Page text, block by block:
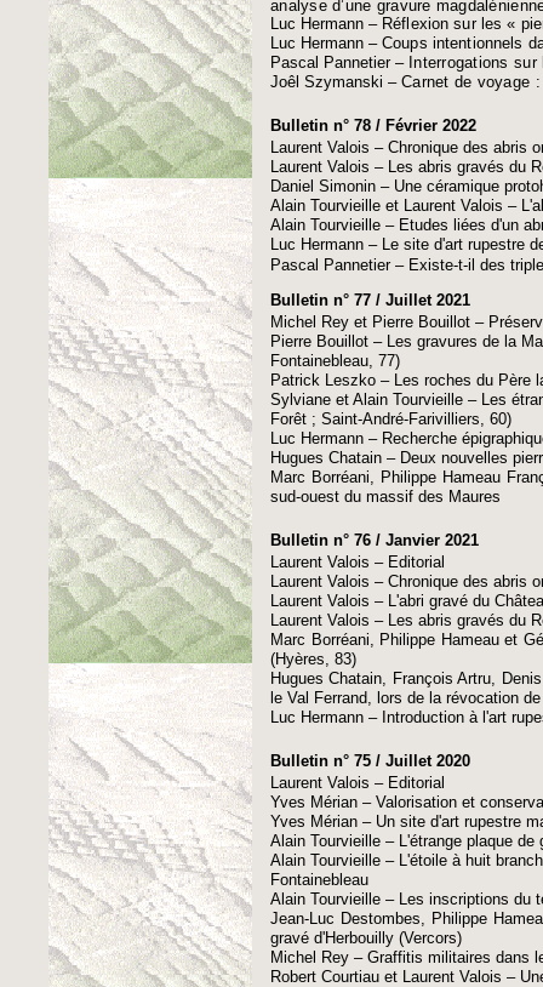
analyse d’une gravure
Luc Hermann – Réflexion sur les «
Luc Hermann – Coups intentionnels
Pascal Pannetier – Interrogations
Joêl Szymanski – Carnet de voyage
Bulletin n° 78 / Février 2022
Laurent Valois – Chronique des abris
Laurent Valois – Les abris gravés du
Daniel Simonin – Une céramique
Alain Tourvieille et Laurent Valois –
Alain Tourvieille – Etudes liées d'un
Luc Hermann – Le site d'art rupestre
Pascal Pannetier – Existe-t-il des
Bulletin n° 77 / Juillet 2021
Michel Rey et Pierre Bouillot –
Pierre Bouillot – Les gravures de la
Fontainebleau, 77)
Patrick Leszko – Les roches du Père
Sylviane et Alain Tourvieille – Les
Forêt ; Saint-André-Farivilliers, 60)
Luc Hermann – Recherche
Hugues Chatain – Deux nouvelles
Marc Borréani, Philippe Hameau
sud-ouest du massif des Maures
Bulletin n° 76 / Janvier 2021
Laurent Valois – Editorial
Laurent Valois – Chronique des abris
Laurent Valois – L'abri gravé du
Laurent Valois – Les abris gravés du
Marc Borréani, Philippe Hameau et
(Hyères, 83)
Hugues Chatain, François Artru,
le Val Ferrand, lors de la révocation
Luc Hermann – Introduction à l'art
Bulletin n° 75 / Juillet 2020
Laurent Valois – Editorial
Yves Mérian – Valorisation et
Yves Mérian – Un site d'art rupestre
Alain Tourvieille – L'étrange plaque
Alain Tourvieille – L'étoile à huit
Fontainebleau
Alain Tourvieille – Les inscriptions du
Jean-Luc Destombes, Philippe
gravé d'Herbouilly (Vercors)
Michel Rey – Graffitis militaires dans
Robert Courtiau et Laurent Valois –